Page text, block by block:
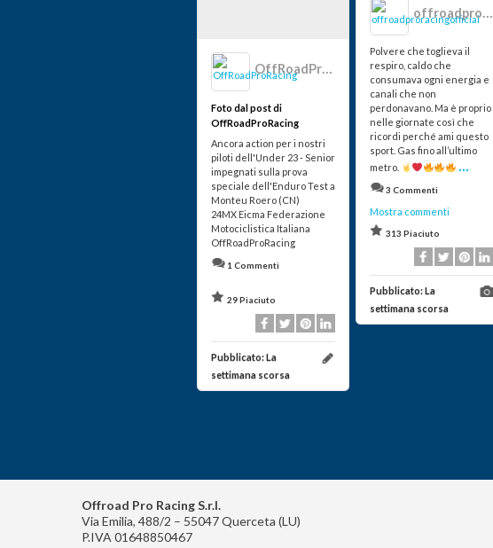
offroadproracingofficial
Polvere che toglieva il
respiro, caldo che
consumava ogni energia e
canali che non
perdonavano. Ma è proprio
nelle giornate così che
ricordi perché ami questo
sport. Gas fino all’ultimo
metro.
...
3 Commenti
Mostra commenti
313 Piaciuto
Pubblicato:La
settimana scorsa
OffRoadProRacing
Foto dal post di
OffRoadProRacing
Ancora action per i nostri
piloti dell'Under 23 - Senior
impegnati sulla prova
speciale dell'Enduro Test a
Monteu Roero (CN)
24MX Eicma Federazione
Motociclistica Italiana
OffRoadProRacing
1 Commenti
29 Piaciuto
Pubblicato:La
settimana scorsa
Offroad Pro Racing S.r.l.
Via Emilia, 488/2 – 55047 Querceta (LU)
P.IVA 01648850467